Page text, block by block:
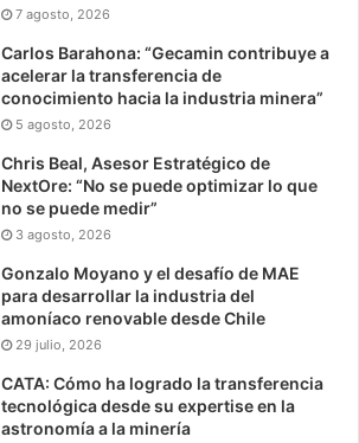
7 agosto, 2026
Carlos Barahona: “Gecamin contribuye a
acelerar la transferencia de
conocimiento hacia la industria minera”
5 agosto, 2026
Chris Beal, Asesor Estratégico de
NextOre: “No se puede optimizar lo que
no se puede medir”
3 agosto, 2026
Gonzalo Moyano y el desafío de MAE
para desarrollar la industria del
amoníaco renovable desde Chile
29 julio, 2026
CATA: Cómo ha logrado la transferencia
tecnológica desde su expertise en la
astronomía a la minería